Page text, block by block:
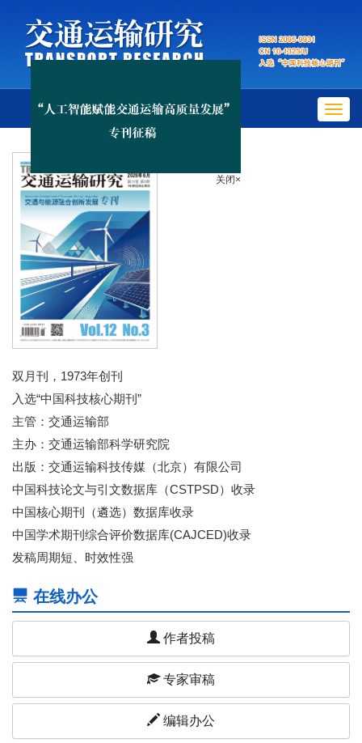
双月刊，1973年创刊
入选“中国科技核心期刊”
主管：交通运输部
主办：交通运输部科学研究院
出版：交通运输科技传媒（北京）有限公司
中国科技论文与引文数据库（CSTPSD）收录
中国核心期刊（遴选）数据库收录
中国学术期刊综合评价数据库(CAJCED)收录
发稿周期短、时效性强
在线办公
作者投稿
专家审稿
编辑办公